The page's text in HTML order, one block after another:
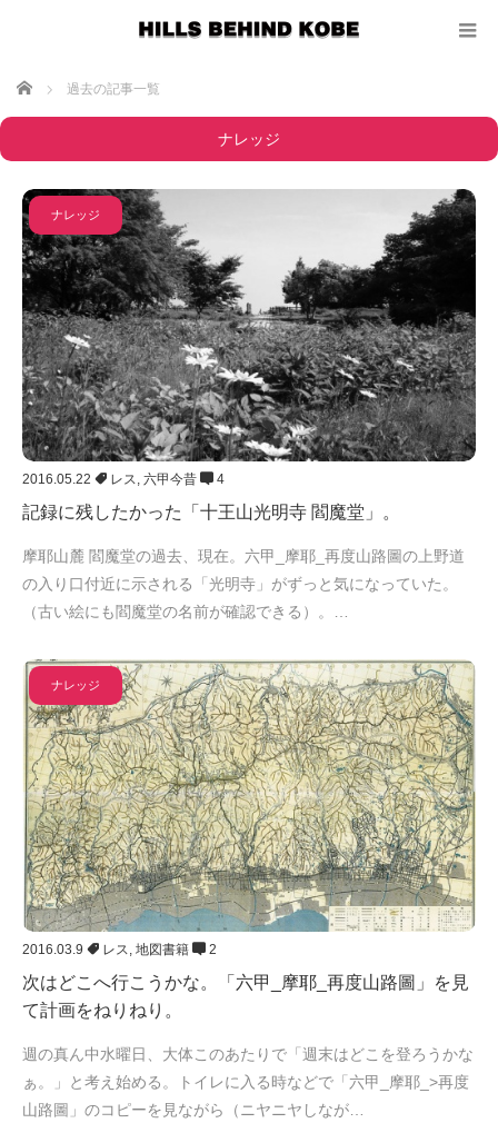
ホーム 過去の記事一覧
ナレッジ
ナレッジ
2016.05.22 レス 六甲今昔 4
記録に残したかった「十王山光明寺 閻魔堂」。
摩耶山麓 閻魔堂の過去、現在。六甲_摩耶_再度山路圖の上野道
の入り口付近に示される「光明寺」がずっと気になっていた。
（古い絵にも閻魔堂の名前が確認できる）。…
ナレッジ
2016.03.9 レス 地図書籍 2
次はどこへ行こうかな。「六甲_摩耶_再度山路圖」を見
て計画をねりねり。
週の真ん中水曜日、大体このあたりで「週末はどこを登ろうかな
ぁ。」と考え始める。トイレに入る時などで「六甲_摩耶_>再度
山路圖」のコピーを見ながら（ニヤニヤしなが…